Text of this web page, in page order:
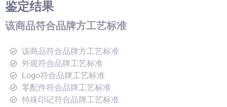
鉴定结果
该商品符合品牌方工艺标准
该商品符合品牌方工艺标准
外观符合品牌工艺标准
Logo符合品牌工艺标准
零配件符合品牌工艺标准
特殊印记符合品牌工艺标准